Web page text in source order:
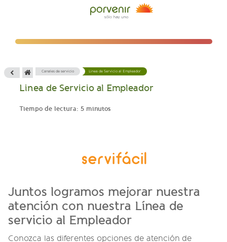
Canales de servicio Linea de Servicio al Empleador
Linea de Servicio al Empleador
Tiempo de lectura: 5 minutos
Juntos logramos mejorar nuestra
atención con nuestra Línea de
servicio al Empleador
Conozca las diferentes opciones de atención de